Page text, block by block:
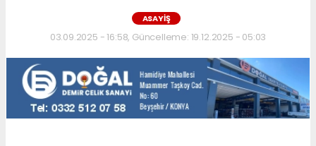
ASAYIŞ
03.09.2025 - 16:58, Güncelleme: 19.12.2025 - 05:03